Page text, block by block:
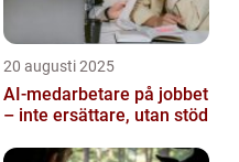
20 augusti 2025
AI‑medarbetare på jobbet
– inte ersättare, utan stöd